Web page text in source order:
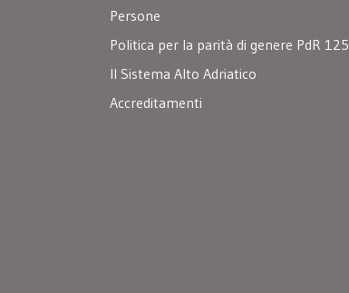
Persone
Politica per la parità di genere PdR 125
Il Sistema Alto Adriatico
Accreditamenti